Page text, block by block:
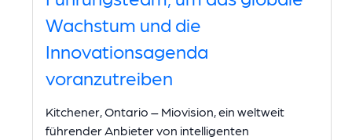
Wachstum und die
Innovationsagenda
voranzutreiben
Kitchener, Ontario – Miovision, ein weltweit
führender Anbieter von intelligenten